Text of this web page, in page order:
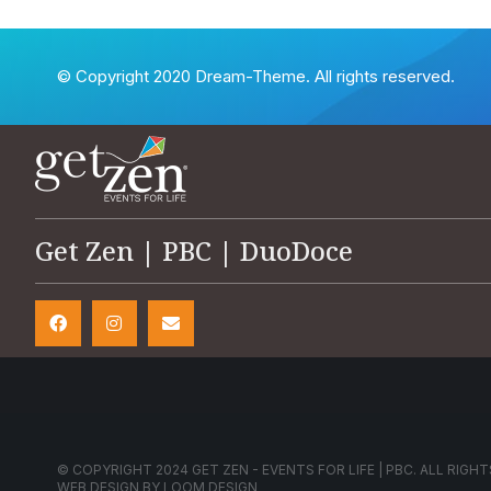
© Copyright 2020 Dream-Theme. All rights reserved.
Get Zen | PBC | DuoDoce
© COPYRIGHT 2024 GET ZEN - EVENTS FOR LIFE | PBC. ALL
WEB DESIGN BY LOOM DESIGN